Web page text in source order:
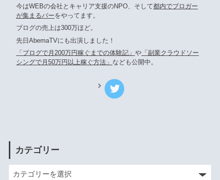
今はWEBの会社とキャリア支援のNPO、そして都内でブロガー
が集まるバーをやってます。
ブログの売上は300万ほど。
先日AbemaTVにも出演しました！
「ブログで月200万円稼ぐまでの体験記」 や「副業クラウドソー
シングで月50万円以上稼ぐ方法」 なども公開中。
カテゴリー